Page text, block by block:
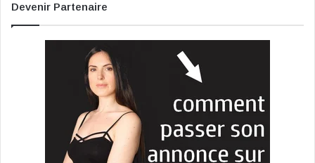
Devenir Partenaire